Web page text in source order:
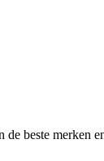
beste merken